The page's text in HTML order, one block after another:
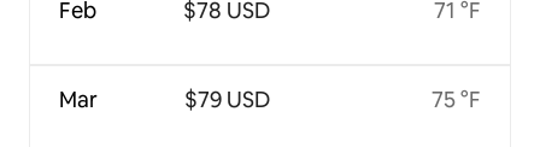
Feb
Mar
$78 USD
$79 USD
71 °F
75 °F